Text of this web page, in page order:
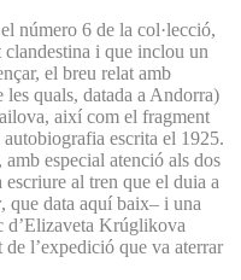
número 6 de la col·lecció,
i que inclou un
el breu relat amb
les quals, datada a Andorra)
així com el fragment
escrita el 1925.
especial atenció als dos
escriure al tren que el duia a
, que data aquí baix– i una
d’Elizaveta Krúglikova
l’expedició que va aterrar